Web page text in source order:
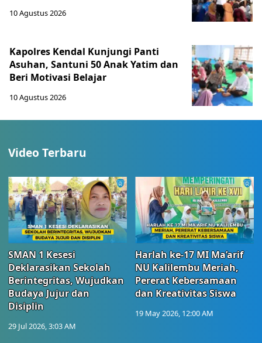
10 Agustus 2026
Kapolres Kendal Kunjungi Panti
Asuhan, Santuni 50 Anak Yatim dan
Beri Motivasi Belajar
10 Agustus 2026
Video Terbaru
SMAN 1 Kesesi
Deklarasikan Sekolah
Berintegritas, Wujudkan
Budaya Jujur dan
Disiplin
29 Jul 2026, 3:03 AM
Harlah ke-17 MI Ma’arif
NU Kalilembu Meriah,
Pererat Kebersamaan
dan Kreativitas Siswa
19 May 2026, 12:00 AM